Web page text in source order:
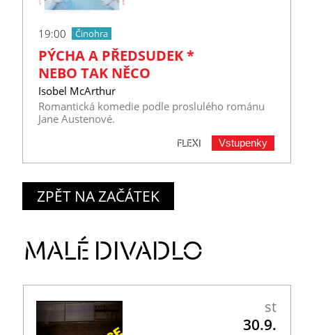
19:00 Činohra
PÝCHA A PŘEDSUDEK *
NEBO TAK NĚCO
Isobel McArthur
Romantická komedie podle proslulého románu
Jane Austenové.
Vstupenky
FLEXI
ZPĚT NA ZAČÁTEK
MALÉ DIVADLO
st
30.9.